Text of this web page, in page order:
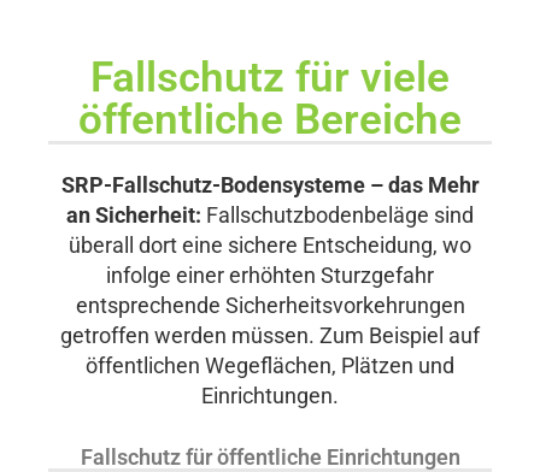
Fallschutz für viele
öffentliche Bereiche
SRP-Fallschutz-Bodensysteme – das Mehr
an Sicherheit: Fallschutzbodenbeläge sind
überall dort eine sichere Entscheidung, wo
infolge einer erhöhten Sturzgefahr
entsprechende Sicherheitsvorkehrungen
getroffen werden müssen. Zum Beispiel auf
öffentlichen Wegeflächen, Plätzen und
Einrichtungen.
Fallschutz für öffentliche Einrichtungen